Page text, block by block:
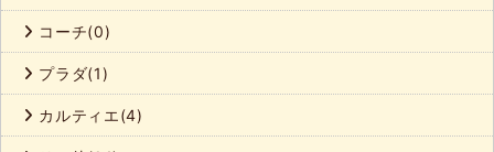
コーチ(0)
プラダ(1)
カルティエ(4)